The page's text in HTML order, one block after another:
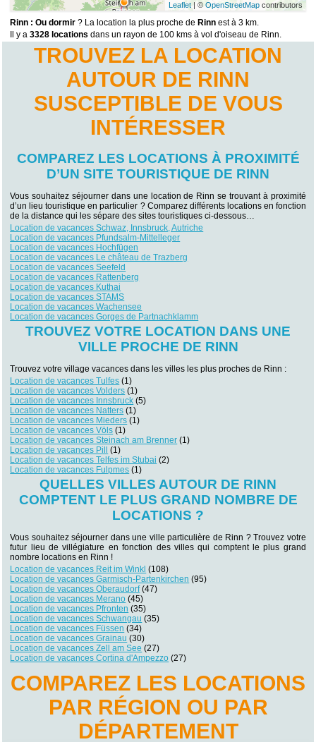
Leaflet| © OpenStreetMapcontributors
Rinn : Ou dormir ? La location la plus proche de Rinn est à 3 km.
Il y a3328 locations dans un rayon de 100 kms à vol d'oiseau de Rinn.
TROUVEZ LA LOCATION
AUTOUR DE RINN
SUSCEPTIBLE DE VOUS
INTÉRESSER
COMPAREZ LES LOCATIONS À PROXIMITÉ
D’UN SITE TOURISTIQUE DE RINN
Vous souhaitez séjourner dans une location de Rinn se trouvant à proximité
d’un lieu touristique en particulier ? Comparez différents locations en fonction
de la distance qui les sépare des sites touristiques ci-dessous…
Location de vacances Schwaz, Innsbruck, Autriche
Location de vacances Pfundsalm-Mittelleger
Location de vacances Hochfügen
Location de vacances Le château de Trazberg
Location de vacances Seefeld
Location de vacances Rattenberg
Location de vacances Kuthai
Location de vacances STAMS
Location de vacances Wachensee
Location de vacances Gorges de Partnachklamm
TROUVEZ VOTRE LOCATION DANS UNE
VILLE PROCHE DE RINN
Trouvez votre village vacances dans les villes les plus proches de Rinn :
Location de vacances Tulfes (1)
Location de vacances Volders (1)
Location de vacances Innsbruck (5)
Location de vacances Natters (1)
Location de vacances Mieders (1)
Location de vacances Völs (1)
Location de vacances Steinach am Brenner (1)
Location de vacances Pill
(1)
Location de vacances Telfes im Stubai (2)
Location de vacances Fulpmes (1)
QUELLES VILLES AUTOUR DE RINN
COMPTENT LE PLUS GRAND NOMBRE DE
LOCATIONS ?
Vous souhaitez séjourner dans une ville particulière de Rinn ? Trouvez votre
futur lieu de villégiature en fonction des villes qui comptent le plus grand
nombre locations en Rinn !
Location de vacances Reit im Winkl (108)
Location de vacances Garmisch-Partenkirchen (95)
Location de vacances Oberaudorf(47)
Location de vacances Merano (45)
Location de vacances Pfronten (35)
Location de vacances Schwangau (35)
Location de vacances Füssen (34)
Location de vacances Grainau (30)
Location de vacances Zell am See (27)
Location de vacances Cortina d'Ampezzo (27)
COMPAREZ LES LOCATIONS
PAR RÉGION OU PAR
DÉPARTEMENT